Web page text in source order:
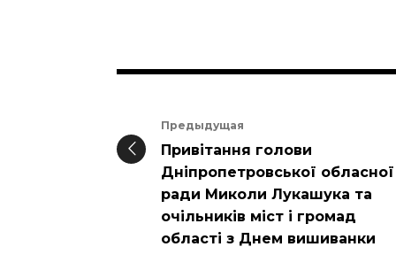
Предыдущая
Привітання голови
Дніпропетровської обласної
ради Миколи Лукашука та
очільників міст і громад
області з Днем вишиванки